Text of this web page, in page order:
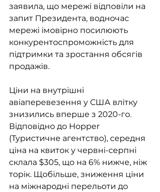
заявила, що мережі відповіли на
запит Президента, водночас
мережі імовірно посилюють
конкурентоспроможність для
підтримки та зростання обсягів
продажів.
Ціни на внутрішні
авіаперевезення у США влітку
знизились вперше з 2020-го.
Відповідно до Hopper
(Туристичне агентство), середня
ціна на квиток у червні-серпні
склала $305, що на 6% нижче, ніж
торік. Щобільше, зниження ціни
на міжнародні перельоти до